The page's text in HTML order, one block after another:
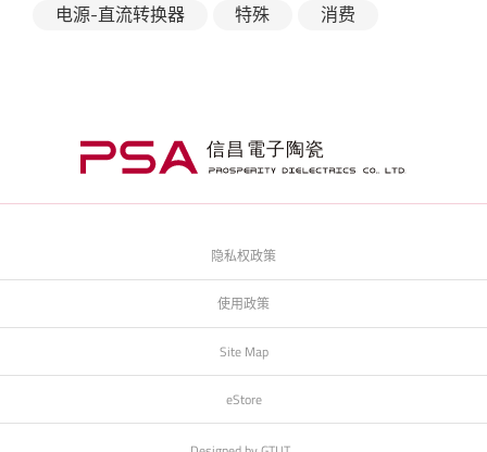
电源-直流转换器
特殊 消费
隐私权政策
使用政策
Site Map
eStore